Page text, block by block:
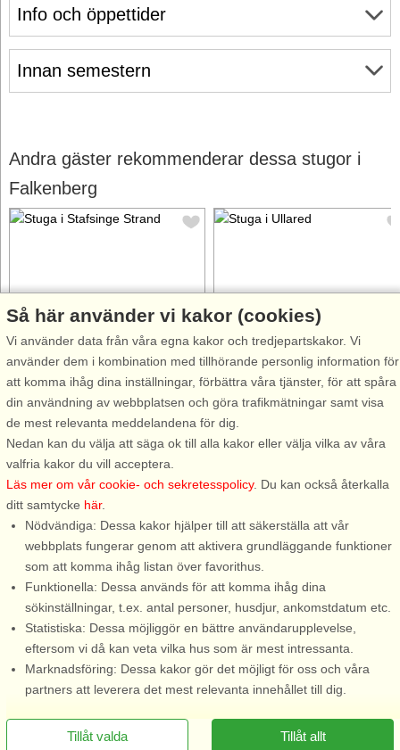
Info och öppettider
Innan semestern
Andra gäster rekommenderar dessa stugor i
Falkenberg
Stugnr: 9820
Stafsinge Strand
2 personer, 25 m²
100 m till sjö/hav:.
En trivsam gäststuga på en
avskild och insynsskyddad del
av ägarens tomt. Från er
uteplats kan ni se, höra och
känna doften av havet bara 100
m bort. Stafsinge strand är en
mindre badstrand, alldeles i ...
från 3.416 SEK
Stugnr: 68905
Ullared
6 personer, 150 m²
150 m till sjö/hav:.
Här bor ni i ett rymligt hus med
stor härlig tomt och med utsikt
Huset ligger fritt och lantligt vid
landsvägar. Från altanen under
tak njuter ni av ...
från 5.932 SEK
Så här använder vi kakor (cookies)
Vi använder data från våra egna kakor och tredjepartskakor. Vi
använder dem i kombination med tillhörande personlig information för
att komma ihåg dina inställningar, förbättra våra tjänster, för att spåra
din användning av webbplatsen och göra trafikmätningar samt visa
de mest relevanta meddelandena för dig.
Nedan kan du välja att säga ok till alla kakor eller välja vilka av våra
valfria kakor du vill acceptera.
Läs mer om vår cookie- och sekretesspolicy. Du kan också återkalla
ditt samtycke här.
Nödvändiga: Dessa kakor hjälper till att säkerställa att vår
webbplats fungerar genom att aktivera grundläggande funktioner
som att komma ihåg listan över favorithus.
Funktionella: Dessa används för att komma ihåg dina
sökinställningar, t.ex. antal personer, husdjur, ankomstdatum etc.
Statistiska: Dessa möjliggör en bättre användarupplevelse,
eftersom vi då kan veta vilka hus som är mest intressanta.
Marknadsföring: Dessa kakor gör det möjligt för oss och våra
partners att leverera det mest relevanta innehållet till dig.
Tillåt allt
Tillåt valda